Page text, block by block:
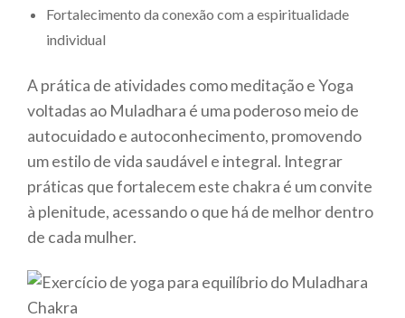
Fortalecimento da conexão com a espiritualidade
individual
A prática de atividades como meditação e Yoga
voltadas ao Muladhara é uma poderoso meio de
autocuidado e autoconhecimento, promovendo
um estilo de vida saudável e integral. Integrar
práticas que fortalecem este chakra é um convite
à plenitude, acessando o que há de melhor dentro
de cada mulher.